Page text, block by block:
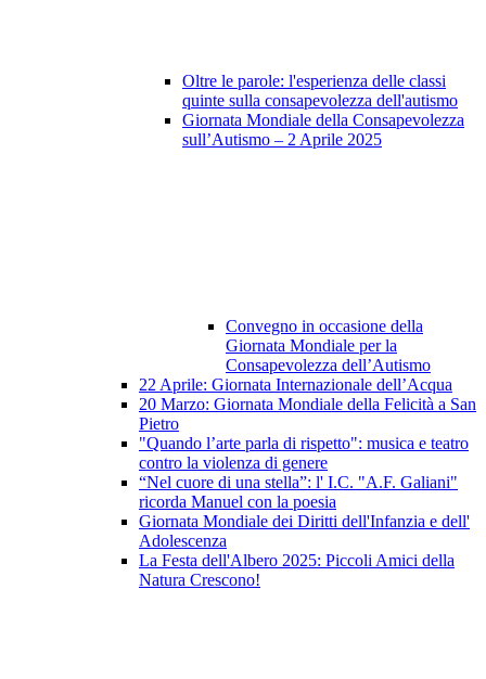
Oltre le parole: l'esperienza delle classi
quinte sulla consapevolezza dell'autismo
Giornata Mondiale della Consapevolezza
sull’Autismo – 2 Aprile 2025
Convegno in occasione della
Giornata Mondiale per la
Consapevolezza dell’Autismo
22 Aprile: Giornata Internazionale dell’Acqua
20 Marzo: Giornata Mondiale della Felicità a San
Pietro
"Quando l’arte parla di rispetto": musica e teatro
contro la violenza di genere
“Nel cuore di una stella”: l' I.C. "A.F. Galiani"
ricorda Manuel con la poesia
Giornata Mondiale dei Diritti dell'Infanzia e dell'
Adolescenza
La Festa dell'Albero 2025: Piccoli Amici della
Natura Crescono!